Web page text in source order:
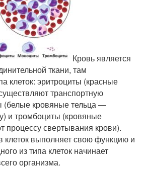
Кровь является
ткани, там
клеток: эритроциты (красные
транспортную
(белые кровяные тельца —
и тромбоциты (кровяные
процессу свертывания крови).
клеток выполняет свою функцию и
из типа клеток начинает
организма.